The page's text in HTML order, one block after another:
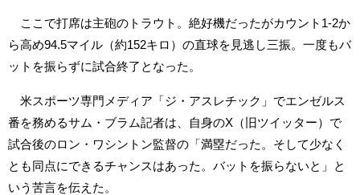
ここで打席は主砲のトラウト。絶好機だったがカウント1-2か
ら高め94.5マイル（約152キロ）の直球を見逃し三振。一度もバ
ットを振らずに試合終了となった。
米スポーツ専門メディア「ジ・アスレチック」でエンゼルス
番を務めるサム・ブラム記者は、自身のX（旧ツイッター）で
試合後のロン・ワシントン監督の「満塁だった。そして少なく
とも同点にできるチャンスはあった。バットを振らないと」と
いう苦言を伝えた。